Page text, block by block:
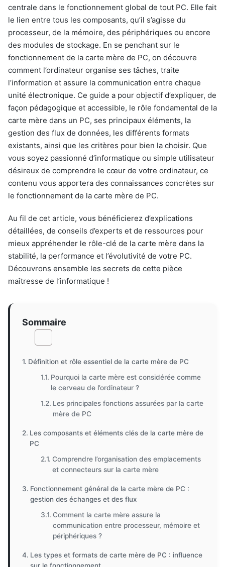
centrale dans le fonctionnement global de tout PC. Elle fait
le lien entre tous les composants, qu’il s’agisse du
processeur, de la mémoire, des périphériques ou encore
des modules de stockage. En se penchant sur le
fonctionnement de la carte mère de PC, on découvre
comment l’ordinateur organise ses tâches, traite
l’information et assure la communication entre chaque
unité électronique. Ce guide a pour objectif d’expliquer, de
façon pédagogique et accessible, le rôle fondamental de la
carte mère dans un PC, ses principaux éléments, la
gestion des flux de données, les différents formats
existants, ainsi que les critères pour bien la choisir. Que
vous soyez passionné d’informatique ou simple utilisateur
désireux de comprendre le cœur de votre ordinateur, ce
contenu vous apportera des connaissances concrètes sur
le fonctionnement de la carte mère de PC.
Au fil de cet article, vous bénéficierez d’explications
détaillées, de conseils d’experts et de ressources pour
mieux appréhender le rôle-clé de la carte mère dans la
stabilité, la performance et l’évolutivité de votre PC.
Découvrons ensemble les secrets de cette pièce
maîtresse de l’informatique !
Sommaire
Définition et rôle essentiel de la carte mère de PC
Pourquoi la carte mère est considérée comme
le cerveau de l’ordinateur ?
Les principales fonctions assurées par la carte
mère de PC
Les composants et éléments clés de la carte mère de
PC
Comprendre l’organisation des emplacements
et connecteurs sur la carte mère
Fonctionnement général de la carte mère de PC :
gestion des échanges et des flux
Comment la carte mère assure la
communication entre processeur, mémoire et
périphériques ?
Les types et formats de carte mère de PC : influence